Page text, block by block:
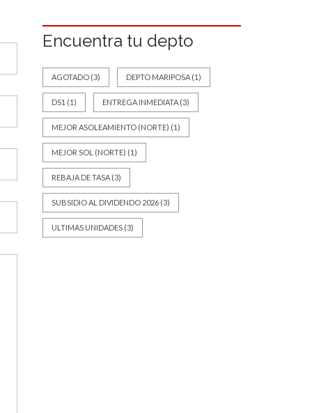
Encuentra tu depto
AGOTADO (3) DEPTO MARIPOSA (1)
DS1 (1) ENTREGA INMEDIATA (3)
MEJOR ASOLEAMIENTO (NORTE) (1)
MEJOR SOL (NORTE) (1)
REBAJA DE TASA (3)
SUBSIDIO AL DIVIDENDO 2026 (3)
ULTIMAS UNIDADES (3)